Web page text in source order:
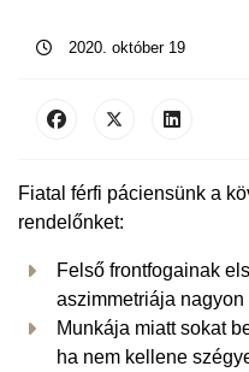
2020. október 19
Fiatal férfi páciensünk a
rendelőnket:
Felső frontfogainak
aszimmetriája nagyon
Munkája miatt sokat
ha nem kellene